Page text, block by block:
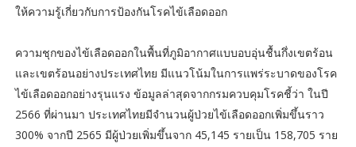
ให้ความรู้เกี่ยวกับการป้องกันโรคไข้เลือดออก
ความชุกของไข้เลือดออกในพื้นที่ภูมิอากาศแบบอบอุ่นชื้นกึ่งเขตร้อน
และเขตร้อนอย่างประเทศไทย มีแนวโน้มในการแพร่ระบาดของโรค
ไข้เลือดออกอย่างรุนแรง ข้อมูลล่าสุดจากกรมควบคุมโรคชี้ว่า ในปี
2566 ที่ผ่านมา ประเทศไทยมีจำนวนผู้ป่วยไข้เลือดออกเพิ่มขึ้นราว
300% จากปี 2565 มีผู้ป่วยเพิ่มขึ้นจาก 45,145 รายเป็น 158,705 ราย